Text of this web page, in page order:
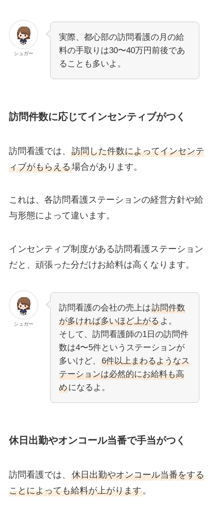
シュガー
実際、都心部の訪問看護の月の給
料の手取りは30〜40万円前後であ
ることも多いよ。
訪問件数に応じてインセンティブがつく
訪問看護では、 訪問した件数によってインセンテ
ィブがもらえる場合があります。
これは、各訪問看護ステーションの経営方針や給
与形態によって違います。
インセンティブ制度がある訪問看護ステーション
だと、頑張った分だけお給料は高くなります。
シュガー
訪問看護の会社の売上は訪問件数
が多ければ多いほど上がるよ。
そして、訪問看護師の1日の訪問件
数は4〜5件というステーションが
多いけど、
6件以上まわるようなス
テーションは必然的にお給料も高
めになるよ。
休日出勤やオンコール当番で手当がつく
訪問看護では、 休日出勤やオンコール当番をする
ことによっても給料が上がります。